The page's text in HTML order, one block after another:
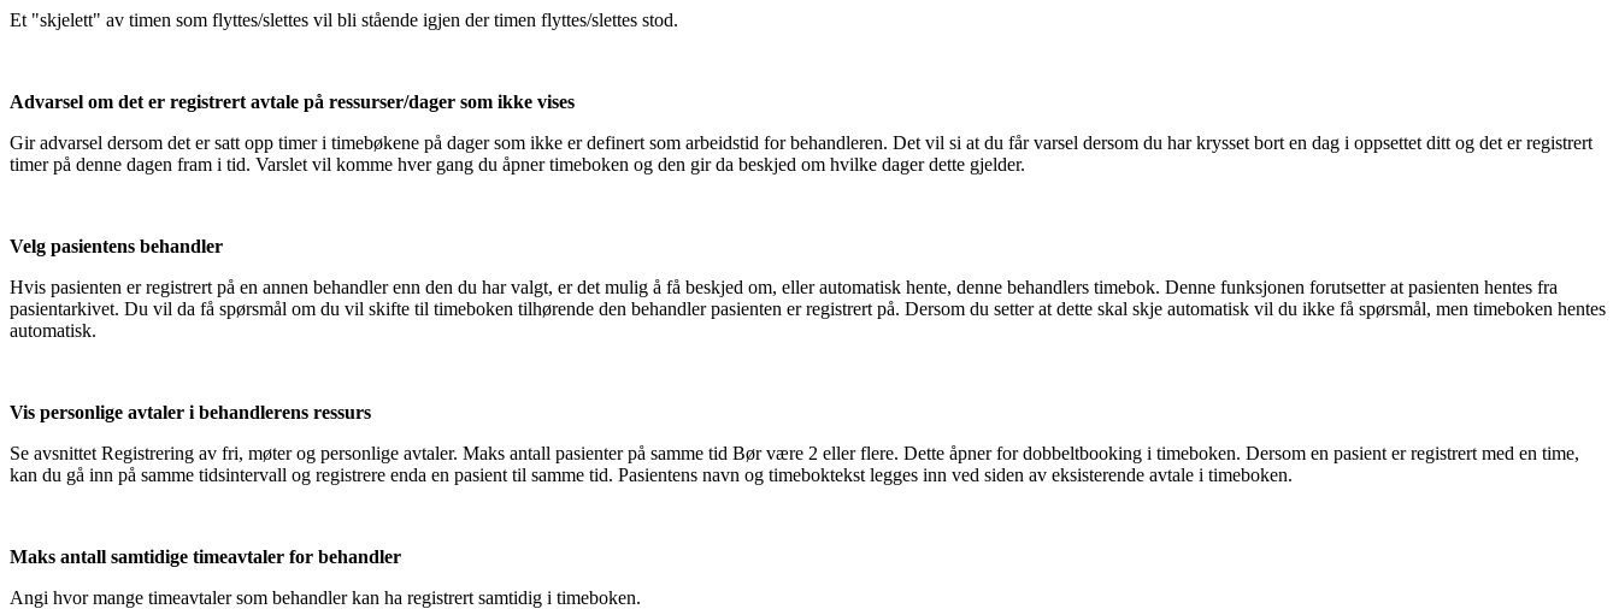
Et "skjelett" av timen som flyttes/slettes vil bli stående igjen der timen flyttes/slettes stod.
Advarsel om det er registrert avtale på ressurser/dager som ikke vises
Gir advarsel dersom det er satt opp timer i timebøkene på dager som ikke er definert som arbeidstid for behandleren. Det vil si at du får varsel dersom du har krysset bort en dag i oppsettet ditt og det er registrert
timer på denne dagen fram i tid. Varslet vil komme hver gang du åpner timeboken og den gir da beskjed om hvilke dager dette gjelder.
Velg pasientens behandler
Hvis pasienten er registrert på en annen behandler enn den du har valgt, er det mulig å få beskjed om, eller automatisk hente, denne behandlers timebok. Denne funksjonen forutsetter at pasienten hentes fra
pasientarkivet. Du vil da få spørsmål om du vil skifte til timeboken tilhørende den behandler pasienten er registrert på. Dersom du setter at dette skal skje automatisk vil du ikke få spørsmål, men timeboken hentes
automatisk.
Vis personlige avtaler i behandlerens ressurs
Se avsnittet Registrering av fri, møter og personlige avtaler. Maks antall pasienter på samme tid Bør være 2 eller flere. Dette åpner for dobbeltbooking i timeboken. Dersom en pasient er registrert med en time,
kan du gå inn på samme tidsintervall og registrere enda en pasient til samme tid. Pasientens navn og timeboktekst legges inn ved siden av eksisterende avtale i timeboken.
Maks antall samtidige timeavtaler for behandler
Angi hvor mange timeavtaler som behandler kan ha registrert samtidig i timeboken.